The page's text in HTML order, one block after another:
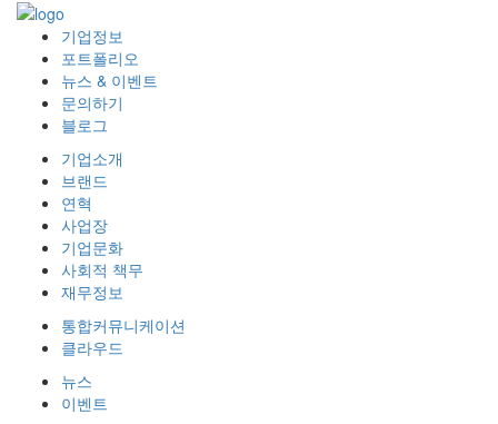
기업정보
포트폴리오
뉴스 & 이벤트
문의하기
블로그
기업소개
브랜드
연혁
사업장
기업문화
사회적 책무
재무정보
통합커뮤니케이션
클라우드
뉴스
이벤트